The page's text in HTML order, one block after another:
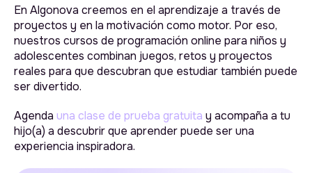
En Algonova creemos en el aprendizaje a través de
proyectos y en la motivación como motor. Por eso,
nuestros cursos de programación online para niños y
adolescentes combinan juegos, retos y proyectos
reales para que descubran que estudiar también puede
ser divertido.
Agenda una clase de prueba gratuita y acompaña a tu
hijo(a) a descubrir que aprender puede ser una
experiencia inspiradora.
Algonova online LLC
Suite 8634, 1021 E Lincolnway,
Cheyenne, WY, Laramie, US,
82001